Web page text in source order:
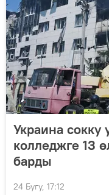
Украина сокку
колледжге 13
барды
24 Бугу, 17:12